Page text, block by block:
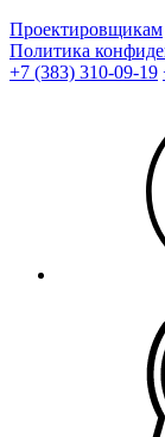
Проектировщикам
Политика
+7 (383) 310-09-19